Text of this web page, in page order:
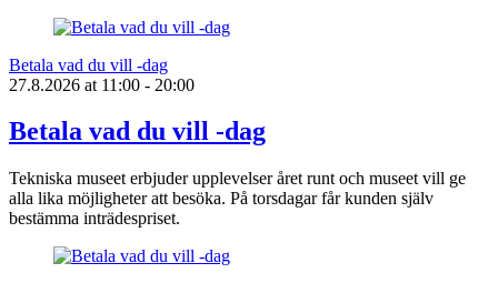
Betala vad du vill -dag
27.8.2026 at 11:00 - 20:00
Betala vad du vill -dag
Tekniska museet erbjuder upplevelser året runt och museet vill ge
alla lika möjligheter att besöka. På torsdagar får kunden själv
bestämma inträdespriset.